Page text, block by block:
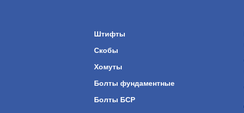
Штифты
Скобы
Хомуты
Болты фундаментные
Болты БСР